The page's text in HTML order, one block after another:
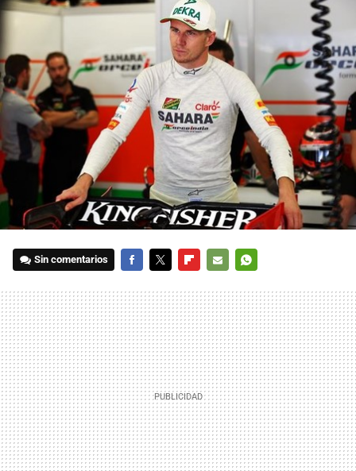
Sin comentarios
MAIL